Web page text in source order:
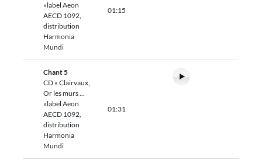
»label Aeon
AECD 1092,
distribution
Harmonia
Mundi
01:15
Chant 5
CD « Clairvaux,
Or les murs ...
»label Aeon
AECD 1092,
distribution
Harmonia
Mundi
01:31